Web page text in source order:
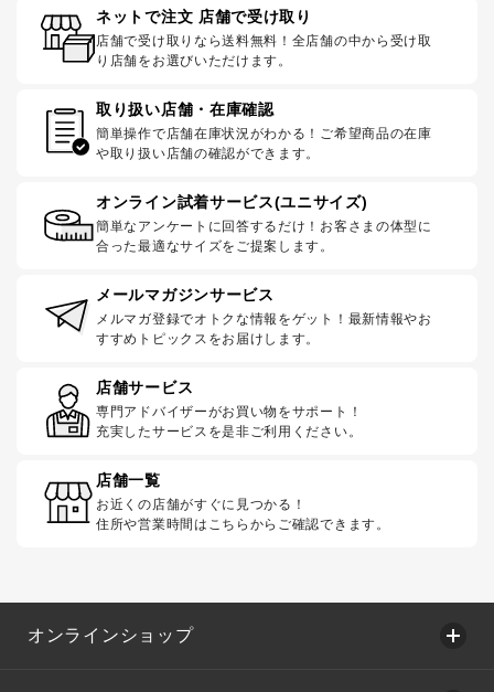
ネットで注文 店舗で受け取り
店舗で受け取りなら送料無料！全店舗の中から受け取
り店舗をお選びいただけます。
取り扱い店舗・在庫確認
簡単操作で店舗在庫状況がわかる！ご希望商品の在庫
や取り扱い店舗の確認ができます。
オンライン試着サービス(ユニサイズ)
簡単なアンケートに回答するだけ！お客さまの体型に
合った最適なサイズをご提案します。
メールマガジンサービス
メルマガ登録でオトクな情報をゲット！最新情報やお
すすめトピックスをお届けします。
店舗サービス
専門アドバイザーがお買い物をサポート！
充実したサービスを是非ご利用ください。
店舗一覧
お近くの店舗がすぐに見つかる！
住所や営業時間はこちらからご確認できます。
オンラインショップ